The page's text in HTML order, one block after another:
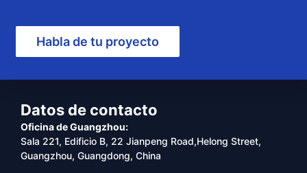
Habla de tu proyecto
Datos de contacto
Oficina de Guangzhou:
Sala 221, Edificio B, 22 Jianpeng Road,Helong Street,
Guangzhou, Guangdong, China